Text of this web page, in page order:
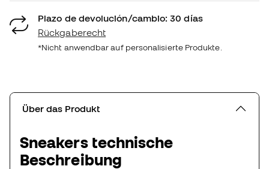
Plazo de devolución/cambio: 30 días
Rückgaberecht
*Nicht anwendbar auf personalisierte Produkte.
Über das Produkt
Sneakers technische
Beschreibung